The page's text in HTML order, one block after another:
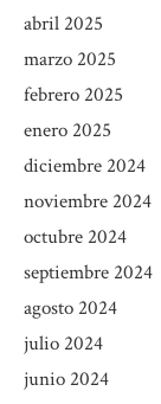
abril 2025
marzo 2025
febrero 2025
enero 2025
diciembre 2024
noviembre 2024
octubre 2024
septiembre 2024
agosto 2024
julio 2024
junio 2024